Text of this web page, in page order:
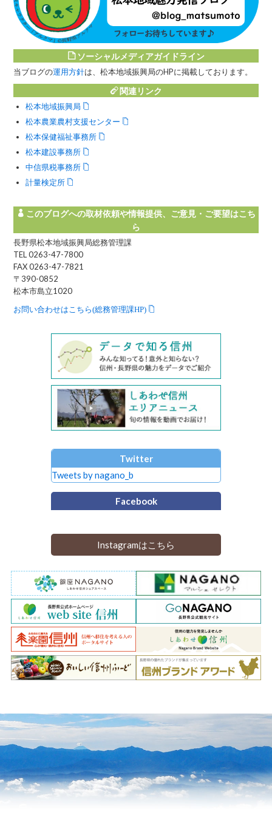
ソーシャルメディアガイドライン
当ブログの運用方針は、松本地域振興局のHPに掲載しております。
関連リンク
松本地域振興局
松本農業農村支援センター
松本保健福祉事務所
松本建設事務所
中信県税事務所
計量検定所
このブログへの取材依頼や情報提供、ご意見・ご要望はこち
ら
長野県松本地域振興局総務管理課
TEL 0263-47-7800
FAX 0263-47-7821
〒390-0852
松本市島立1020
お問い合わせはこちら(総務管理課HP)
Twitter
Tweets by nagano_b
Facebook
Instagramはこちら